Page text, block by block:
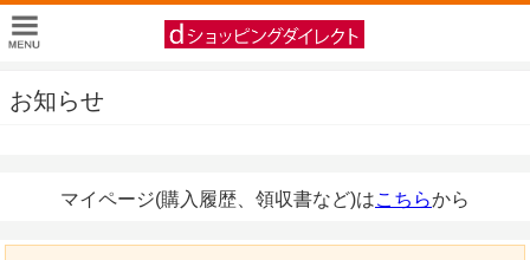
お知らせ
マイページ(購入履歴、領収書など)はこちらから